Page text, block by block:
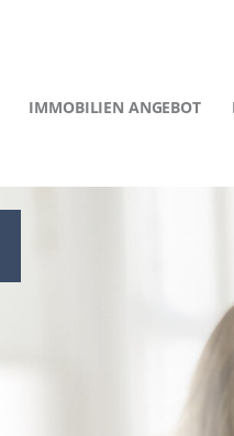
IMMOBILIEN ANGEBOT